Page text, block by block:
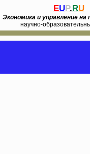
EUP.RU
Экономика и управление на
научно-